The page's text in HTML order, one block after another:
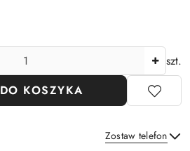
szt.
KOSZYKA
Zostaw telefon